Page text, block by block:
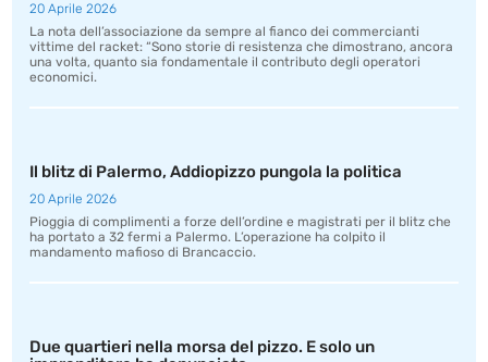
20 Aprile 2026
La nota dell’associazione da sempre al fianco dei commercianti
vittime del racket: “Sono storie di resistenza che dimostrano, ancora
una volta, quanto sia fondamentale il contributo degli operatori
economici.
Il blitz di Palermo, Addiopizzo pungola la politica
20 Aprile 2026
Pioggia di complimenti a forze dell’ordine e magistrati per il blitz che
ha portato a 32 fermi a Palermo. L’operazione ha colpito il
mandamento mafioso di Brancaccio.
Due quartieri nella morsa del pizzo. E solo un